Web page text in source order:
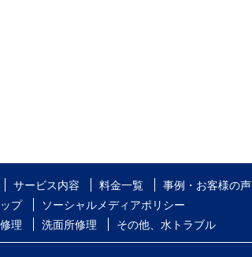
サービス内容 料金一覧 事例・お客様の声
プ
ソーシャルメディアポリシー
理 洗面所修理 その他、水トラブル